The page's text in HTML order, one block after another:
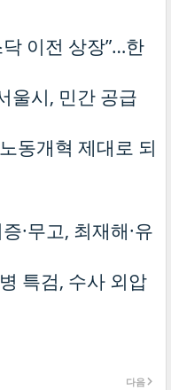
이전 상장”…한
울시, 민간 공급
동개혁 제대로 되
·무고, 최재해·유
특검, 수사 외압
다음